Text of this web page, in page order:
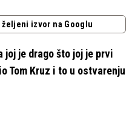
željeni izvor na Googlu
joj je drago što joj je prvi
Tom Kruz i to u ostvarenju